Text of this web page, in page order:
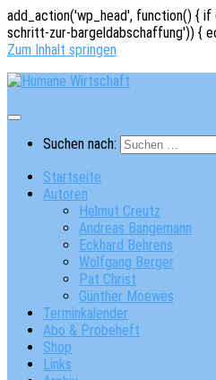
add_action('wp_head', function() {
schritt-zur-bargeldabschaffung')) {
Zum Inhalt springen
Suchen nach:
Startseite
Autoren
Helmut Creutz
Andreas Bangemann
Eckhard Behrens
Wolfgang Berger
Pat Christ
Günther Moewes
Terminkalender
Abo & Probeheft
Shop
Links